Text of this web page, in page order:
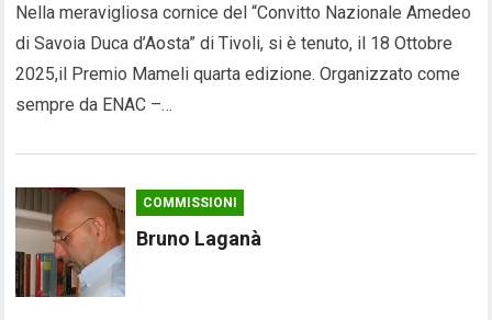
Nella meravigliosa cornice del “Convitto Nazionale Amedeo
di Savoia Duca d’Aosta” di Tivoli, si è tenuto, il 18 Ottobre
2025,il Premio Mameli quarta edizione. Organizzato come
sempre da ENAC –…
COMMISSIONI
Bruno Laganà